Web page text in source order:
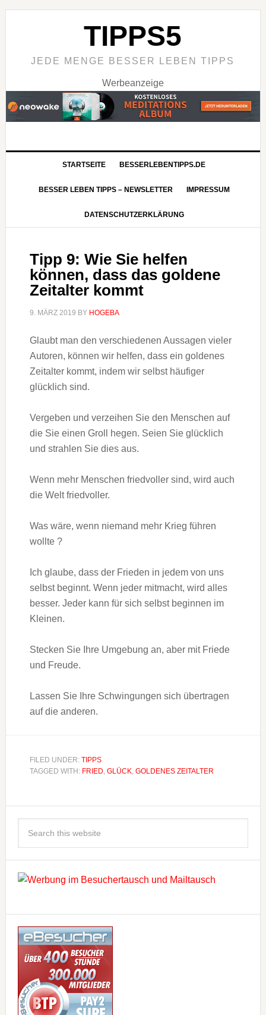
TIPPS5
JEDE MENGE BESSER LEBEN TIPPS
Werbeanzeige
STARTSEITE BESSERLEBENTIPPS.DE
BESSER LEBEN TIPPS – NEWSLETTER IMPRESSUM
DATENSCHUTZERKLÄRUNG
Tipp 9: Wie Sie helfen
können, dass das goldene
Zeitalter kommt
9. MÄRZ 2019 BY HOGEBA
Glaubt man den verschiedenen Aussagen vieler
Autoren, können wir helfen, dass ein goldenes
Zeitalter kommt, indem wir selbst häufiger
glücklich sind.
Vergeben und verzeihen Sie den Menschen auf
die Sie einen Groll hegen. Seien Sie glücklich
und strahlen Sie dies aus.
Wenn mehr Menschen friedvoller sind, wird auch
die Welt friedvoller.
Was wäre, wenn niemand mehr Krieg führen
wollte ?
Ich glaube, dass der Frieden in jedem von uns
selbst beginnt. Wenn jeder mitmacht, wird alles
besser. Jeder kann für sich selbst beginnen im
Kleinen.
Stecken Sie Ihre Umgebung an, aber mit Friede
und Freude.
Lassen Sie Ihre Schwingungen sich übertragen
auf die anderen.
FILED UNDER: TIPPS
TAGGED WITH: FRIED, GLÜCK, GOLDENES ZEITALTER